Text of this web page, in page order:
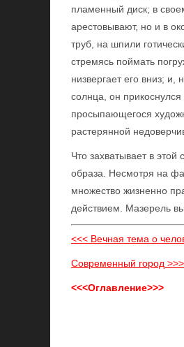
пламенный диск; в
арестовывают, но и в
труб, на шпили
стремясь поймать
низвергает его вниз; и,
солнца, он
просыпающегося
растерянной
Что захватывает в
образа. Несмотря на
множество жизненно
действием. Мазерель
<<< Вечная тема о
Современный город >>>
<<<Оглавление>>>